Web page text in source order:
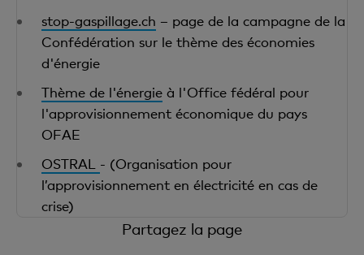
stop-gaspillage.ch – page de la campagne de la
Confédération sur le thème des économies
d'énergie
Thème de l'énergie à l'Office fédéral pour
l'approvisionnement économique du pays
OFAE
OSTRAL - (Organisation pour
l’approvisionnement en électricité en cas de
crise)
Partagez la page